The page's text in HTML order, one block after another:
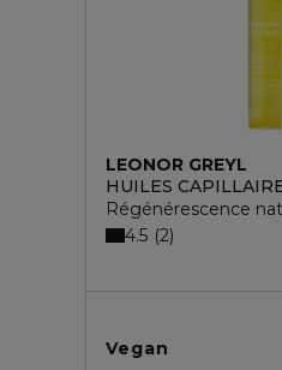
LEONOR GREYL
HUILES
Régénérescence
4.5 2
Vegan